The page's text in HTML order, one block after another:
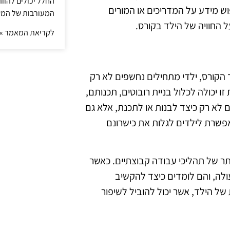
מידע על המדריכים או המורים
החוויה של הילד בקורס.
ילדי מתחילים נחשפים לא רק
יכולה לכלול בניית רובוטים, תכנותם,
לא רק כיצד לבנות או לתכנת, אלא גם
לילדים לגלות את כישרונם
של תהליכי עבודה קבוצתיים. כאשר
והם לומדים כיצד להקשיב
הילד, אשר יכול להוביל לשיפור
המעורבות של
לקריאת המאמר »